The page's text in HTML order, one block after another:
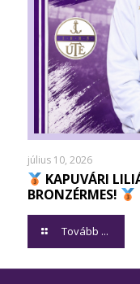
július 10, 2026
KAPUVÁRI
BRONZÉRMES!
Tovább ...